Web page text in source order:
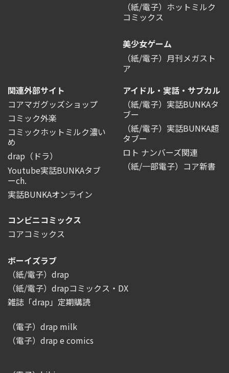
（紙/電子）ホットミルク
コミックス
美少女ゲーム
（紙/電子）月刊メガスト
ア
関連外部サイト
コアマガグッズショップ
コミック外楽
コミックホットミルク濃い
め
drap（ドラ）
Youtube実話BUNKAタブ
ーch.
実話BUNKAオンライン
アイドル・実話・サブカル
（紙/電子）実話BUNKAタ
ブー
（紙/電子）実話BUNKA超
タブー
ロト ナンバーズ関連
（紙/一部電子）コア新書
コンビニコミックス
コアコミックス
ボーイズラブ
（紙/電子）drap
（紙/電子）drapコミックス・DX
雑誌「drap」定期購読
（電子）drap milk
（電子）drap e comics